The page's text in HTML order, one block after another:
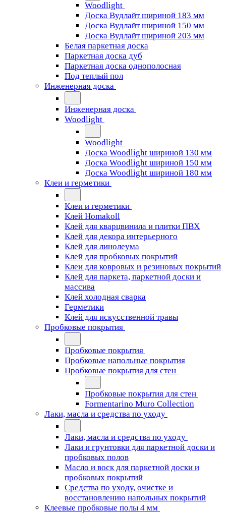
Woodlight
Доска Вудлайт шириной 183 мм
Доска Вудлайт шириной 150 мм
Доска Вудлайт шириной 203 мм
Белая паркетная доска
Паркетная доска дуб
Паркетная доска однополосная
Под теплый пол
Инженерная доска
Инженерная доска
Woodlight
Woodlight
Доска Woodlight шириной 130 мм
Доска Woodlight шириной 150 мм
Доска Woodlight шириной 180 мм
Клеи и герметики
Клеи и герметики
Клей Homakoll
Клей для кварцвинила и плитки ПВХ
Клей для декора интерьерного
Клей для линолеума
Клей для пробковых покрытий
Клеи для ковровых и резиновых покрытий
Клей для паркета, паркетной доски и
массива
Клей холодная сварка
Герметики
Клей для искусственной травы
Пробковые покрытия
Пробковые покрытия
Пробковые напольные покрытия
Пробковые покрытия для стен
Пробковые покрытия для стен
Formentarino Muro Collection
Лаки, масла и средства по уходу
Лаки, масла и средства по уходу
Лаки и грунтовки для паркетной доски и
пробковых полов
Масло и воск для паркетной доски и
пробковых покрытий
Средства по уходу, очистке и
восстановлению напольных покрытий
Клеевые пробковые полы 4 мм